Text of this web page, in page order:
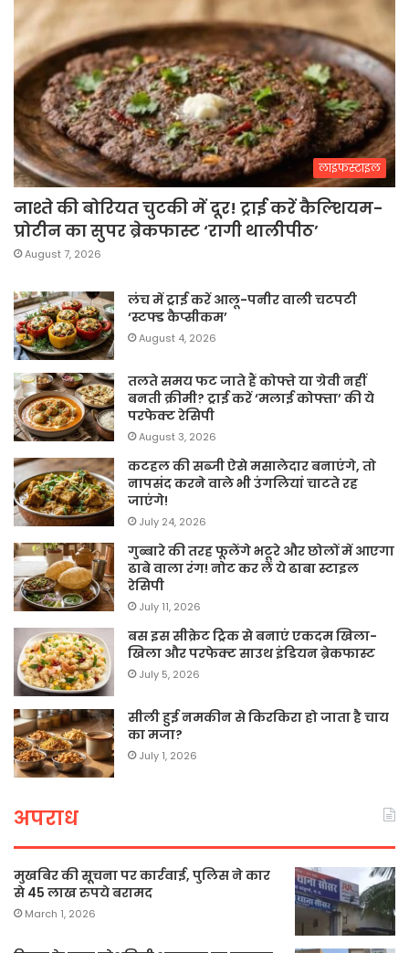
लाइफस्टाइल
नाश्ते की बोरियत चुटकी में दूर! ट्राई करें कैल्शियम-
प्रोटीन का सुपर ब्रेकफास्ट ‘रागी थालीपीठ’
August 7, 2026
लंच में ट्राई करें आलू-पनीर वाली चटपटी
‘स्टफ्ड कैप्सीकम’
August 4, 2026
तलते समय फट जाते हैं कोफ्ते या ग्रेवी नहीं
बनती क्रीमी? ट्राई करें ‘मलाई कोफ्ता’ की ये
परफेक्ट रेसिपी
August 3, 2026
कटहल की सब्जी ऐसे मसालेदार बनाएंगे, तो
नापसंद करने वाले भी उंगलियां चाटते रह
जाएंगे!
July 24, 2026
गुब्बारे की तरह फूलेंगे भटूरे और छोलों में आएगा
ढाबे वाला रंग! नोट कर लें ये ढाबा स्टाइल
रेसिपी
July 11, 2026
बस इस सीक्रेट ट्रिक से बनाएं एकदम खिला-
खिला और परफेक्ट साउथ इंडियन ब्रेकफास्ट
July 5, 2026
सीली हुई नमकीन से किरकिरा हो जाता है चाय
का मजा?
July 1, 2026
अपराध
मुखबिर की सूचना पर कार्रवाई, पुलिस ने कार
से 45 लाख रुपये बरामद
March 1, 2026